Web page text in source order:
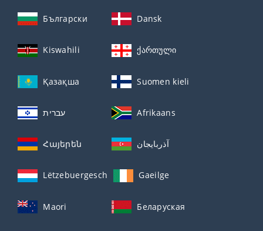
Български Dansk
Kiswahili ქართული
Қазақша Suomen kieli
עברית Afrikaans
Հայերեն آذربايجان
Lëtzebuergesch Gaeilge
Maori Беларуская